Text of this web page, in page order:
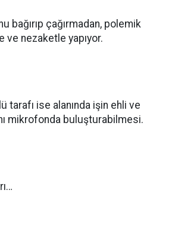
bağırıp çağırmadan, polemik
ve nezaketle yapıyor.
tarafı ise alanında işin ehli ve
mikrofonda buluşturabilmesi.